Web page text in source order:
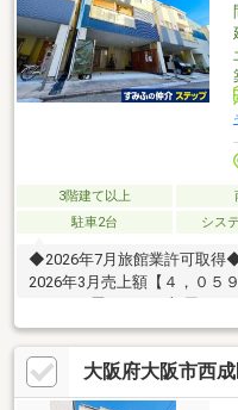
3階建て以上
駐車2台
シス
◆2026年7月旅館業許可取得
2026年3月売上額【４，０５
ながら、畳のあるお部屋で
オール電化◆車庫付き※車種
堺筋線・南海電鉄南海本線
年4月
大阪府大阪市西